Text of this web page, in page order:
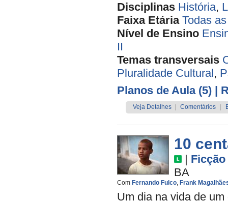
Disciplinas História,
Faixa Etária Todas
Nível de Ensino
II
Temas transversais
Pluralidade Cultural,
Planos de Aula (5) |
Veja Detalhes Comentários
10
| Ficção
BA
Com Fernando Fulco, Frank
Um dia na vida de